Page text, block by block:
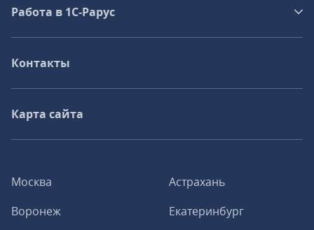
Москва
Астрахань
Воронеж
Екатеринбург
Работа в 1С‑Рарус
Контакты
Карта сайта